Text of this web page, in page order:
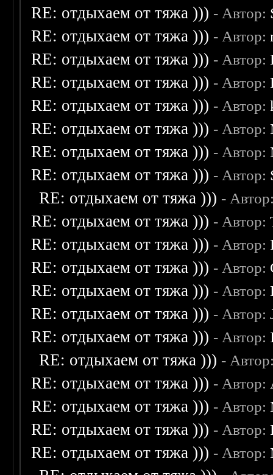
RE: отдыхаем от тяжа ))) - Автор:
RE: отдыхаем от тяжа ))) - Автор:
RE: отдыхаем от тяжа ))) - Автор:
RE: отдыхаем от тяжа ))) - Автор:
RE: отдыхаем от тяжа ))) - Автор:
RE: отдыхаем от тяжа ))) - Автор:
RE: отдыхаем от тяжа ))) - Автор:
RE: отдыхаем от тяжа ))) - Автор:
RE: отдыхаем от тяжа ))) -
RE: отдыхаем от тяжа ))) - Автор:
RE: отдыхаем от тяжа ))) - Автор:
RE: отдыхаем от тяжа ))) - Автор:
RE: отдыхаем от тяжа ))) - Автор:
RE: отдыхаем от тяжа ))) - Автор:
RE: отдыхаем от тяжа ))) - Автор:
RE: отдыхаем от тяжа ))) -
RE: отдыхаем от тяжа ))) - Автор:
RE: отдыхаем от тяжа ))) - Автор:
RE: отдыхаем от тяжа ))) - Автор:
RE: отдыхаем от тяжа ))) - Автор: